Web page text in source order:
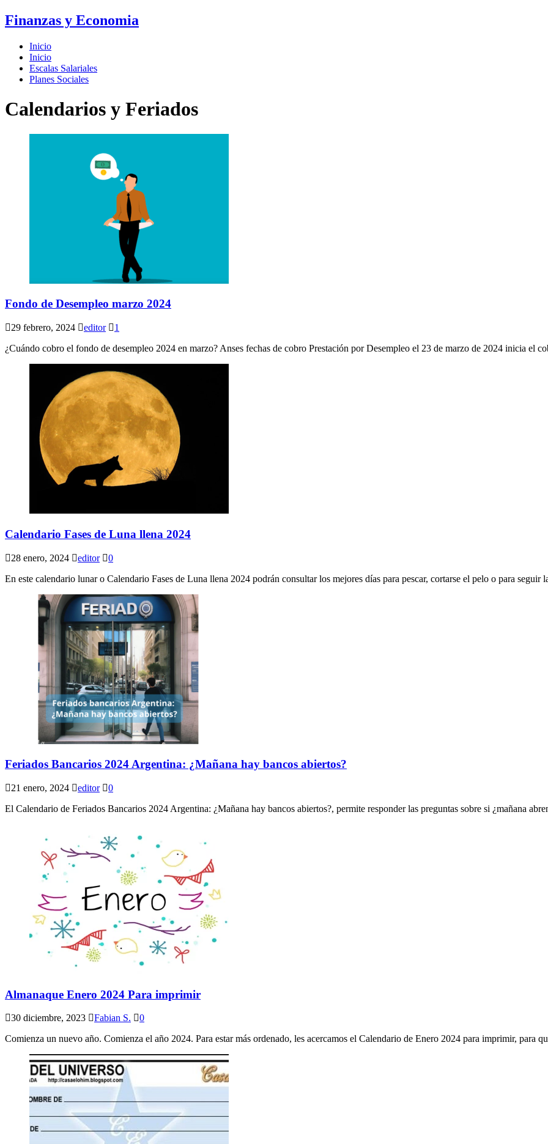
Finanzas y Economia
Inicio
Inicio
Escalas Salariales
Planes Sociales
Calendarios y Feriados
Fondo de Desempleo marzo 2024
29 febrero, 2024 editor
1
¿Cuándo cobro el fondo de desempleo 2024 en marzo? Anses fechas de cobro Prestación por Desempleo el 23 de marzo de 2024 inicia el
Calendario Fases de Luna llena 2024
28 enero, 2024 editor
0
En este calendario lunar o Calendario Fases de Luna llena 2024 podrán consultar los mejores días para pescar, cortarse el pelo o para seguir
Feriados Bancarios 2024 Argentina: ¿Mañana hay bancos abiertos?
21 enero, 2024 editor
0
El Calendario de Feriados Bancarios 2024 Argentina: ¿Mañana hay bancos abiertos?, permite responder las preguntas sobre si ¿mañana
Almanaque Enero 2024 Para imprimir
30 diciembre, 2023 Fabian S.
0
Comienza un nuevo año. Comienza el año 2024. Para estar más ordenado, les acercamos el Calendario de Enero 2024 para imprimir, para